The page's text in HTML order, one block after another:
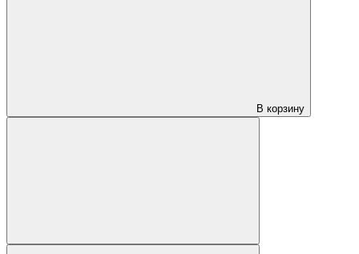
В корзину